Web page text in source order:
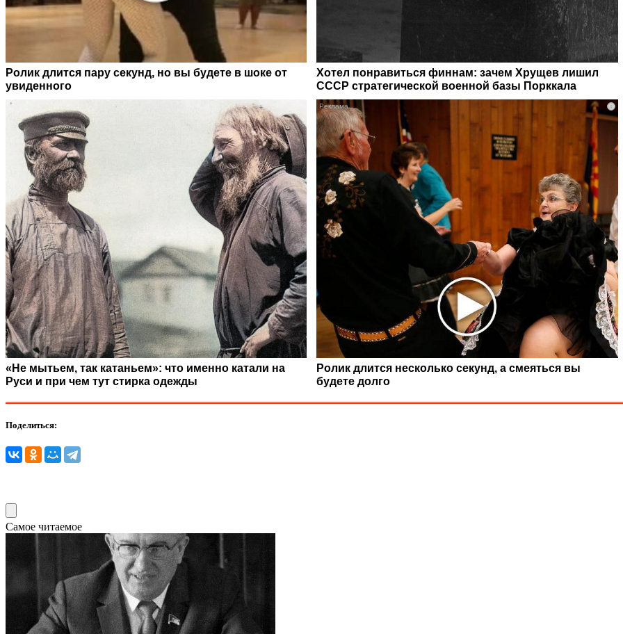
Ролик длится пару секунд, но вы будете в шоке от
увиденного
Хотел понравиться финнам: зачем Хрущев лишил
СССР стратегической военной базы Порккала
«Не мытьем, так катаньем»: что именно катали на
Руси и при чем тут стирка одежды
i
Ролик длится несколько секунд, а смеяться вы
будете долго
Поделиться:
Самое читаемое